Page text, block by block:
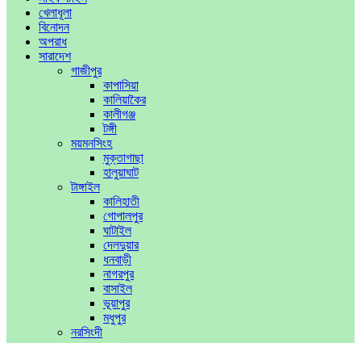
খেলাধূলা
বিনোদন
অপরাধ
সারাদেশ
গাজীপুর
কাপাসিয়া
কালিয়াকৈর
কালীগঞ্জ
টঙ্গী
ময়মনসিংহ
মুক্তাগাছা
হালুয়াঘাট
টাঙ্গাইল
কালিহাতী
গোপালপুর
ঘাটাইল
দেলদুয়ার
ধনবাড়ী
নাগরপুর
বাসাইল
ভূয়াপুর
মধুপুর
নরসিংদী